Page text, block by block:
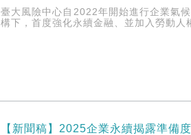
臺大風險中心自2022年開始進行企業氣
構下，首度強化永續金融、並加入勞動人
【新聞稿】2025企業永續揭露準備